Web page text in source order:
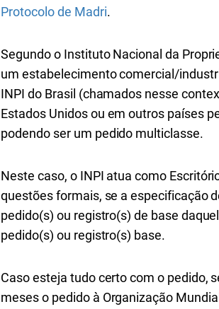
Protocolo de Madri.
Segundo o Instituto Nacional da
um estabelecimento comercial/
INPI do Brasil (chamados nesse
Estados Unidos ou em outros países
podendo ser um pedido multiclasse.
Neste caso, o INPI atua como
questões formais, se a especificação
pedido(s) ou registro(s) de base
pedido(s) ou registro(s) base.
Caso esteja tudo certo com o pedido,
meses o pedido à Organização